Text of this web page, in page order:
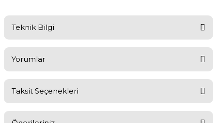
Jakuzi Sauna
Kartuş Filtreler
Teknik Bilgi
Havuz Aydınlatma Lambası
Yorumlar
Taksit Seçenekleri